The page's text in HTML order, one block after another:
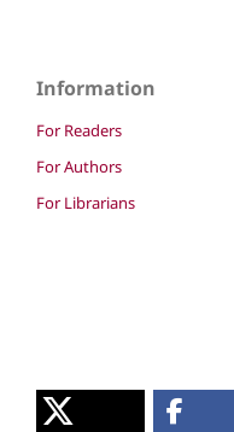
Information
For Readers
For Authors
For Librarians